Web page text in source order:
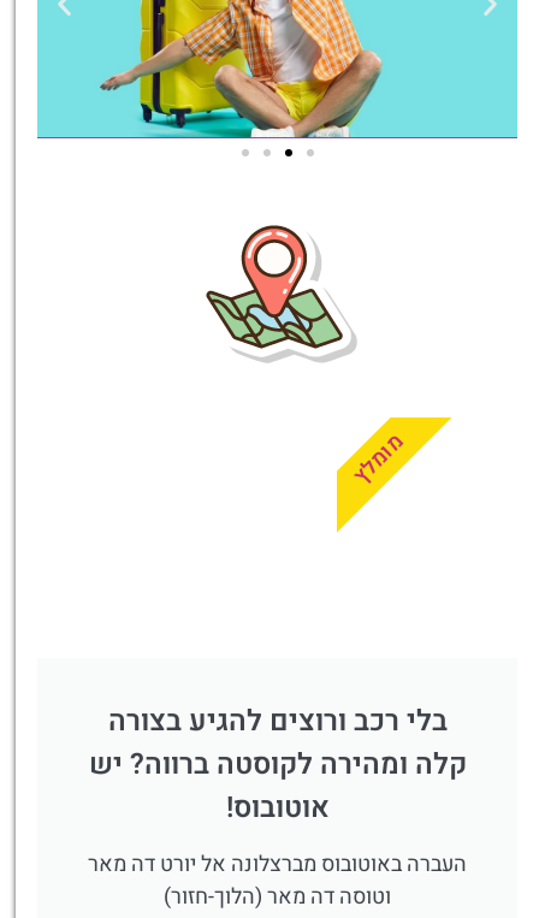
בלי רכב ורוצים להגיע בצורה
קלה ומהירה לקוסטה ברווה? יש
אוטובוס!
העברה באוטובוס מברצלונה אל יורט דה מאר
וטוסה דה מאר (הלוך-חזור)
מומלץ